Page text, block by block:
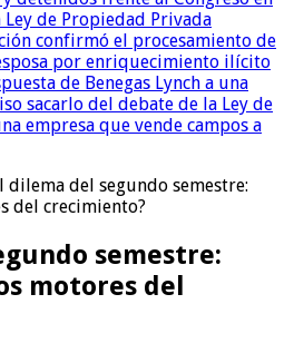
de Propiedad Privada
confirmó el procesamiento de
por enriquecimiento ilícito
de Benegas Lynch a una
sacarlo del debate de la Ley de
empresa que vende campos a
dilema del segundo semestre:
del crecimiento?
semestre:
motores del